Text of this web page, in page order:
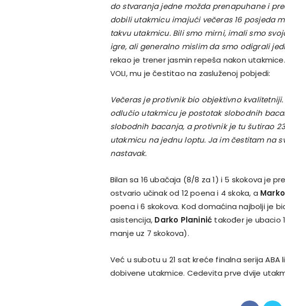
do stvaranja jedne možda prenapuhane i
dobili utakmicu imajući večeras 16 posjeda
takvu utakmicu. Bili smo mirni, imali smo
igre, ali generalno mislim da smo odigrali
rekao je trener jasmin repeša nakon
VOLI, mu je čestitao na zasluženoj pobjedi:
Večeras je protivnik bio objektivno
odlučio utakmicu je postotak slobodnih
slobodnih bacanja, a protivnik je tu šutirao
utakmicu na jednu loptu. Ja im čestitam na
nastavak.
Bilan sa 16 ubačaja (8/8 za 1) i 5 skokova je
ostvario učinak od 12 poena i 4 skoka, a
poena i 6 skokova. Kod domaćina najbolji je
asistencija, Darko Planinić također je ubacio
manje uz 7 skokova).
Već u subotu u 21 sat kreće finalna serija
dobivene utakmice. Cedevita prve dvije